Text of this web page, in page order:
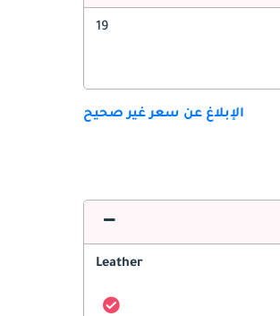
19
الإبلاغ عن سعر غير صحيح
Leather